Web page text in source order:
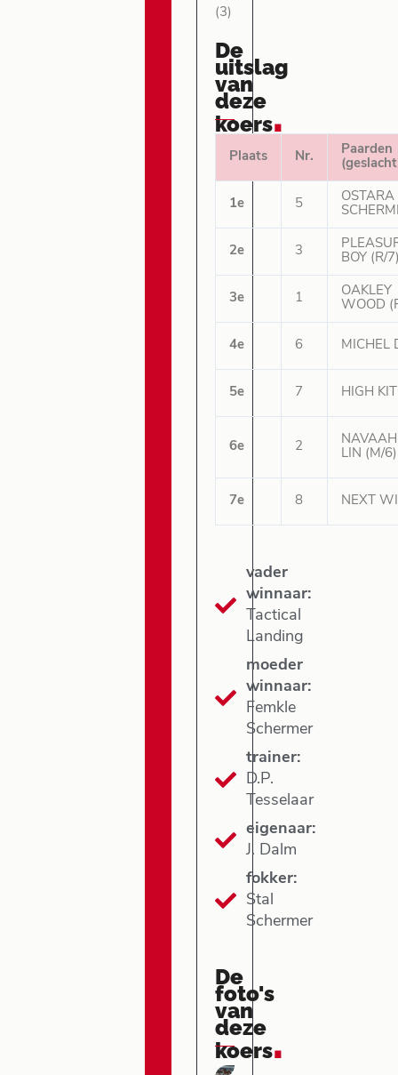
(3)
De
uitslag
van
deze
koers.
Plaats Nr.
Paarden
1e 5
OSTARA
2e 3
BOY (R/
3e 1
OAKLEY
WOOD
4e 6 MICHEL
5e 7 HIGH
6e 2
NAVAAH
LIN (M/6)
7e 8 NEXT
vader
winnaar:
Tactical
Landing
moeder
winnaar:
Femkle
Schermer
trainer:
D.P.
Tesselaar
eigenaar:
J. Dalm
fokker:
Stal
Schermer
De
foto's
van
deze
koers.